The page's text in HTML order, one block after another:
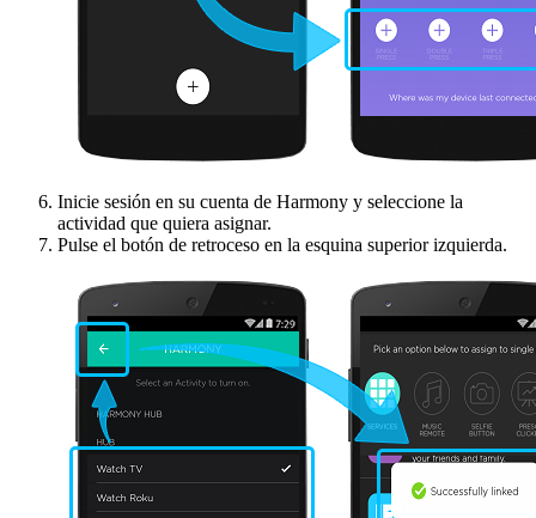
Inicie sesión en su cuenta de Harmony y seleccione la
actividad que quiera asignar.
Pulse el botón de retroceso en la esquina superior izquierda.